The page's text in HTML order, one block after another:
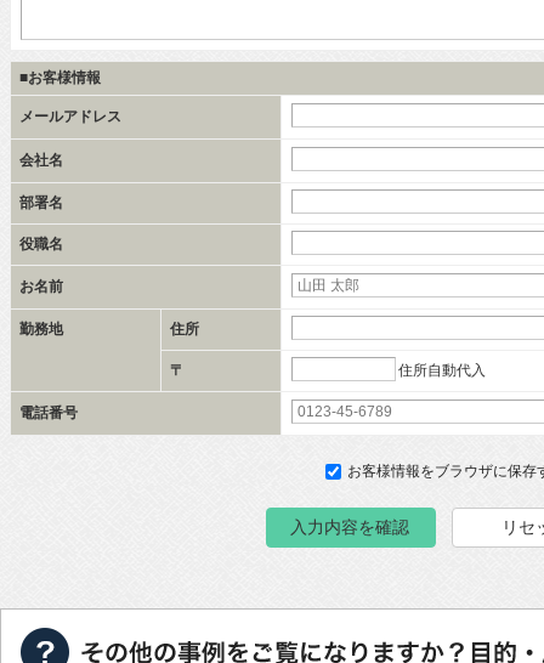
■お客様情報
メールアドレス
会社名
部署名
役職名
お名前
勤務地 住所
〒 住所自動代入
電話番号
お客様情報をブラウザに保存
入力内容を確認 リセ